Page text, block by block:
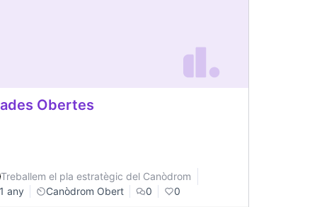
Obertes
Treballem el pla estratègic del Canòdrom
1 any
Canòdrom Obert 0 0